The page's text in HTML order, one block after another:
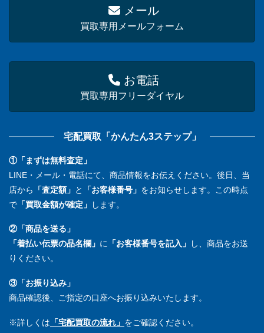
メール
買取専用メールフォーム
お電話
買取専用フリーダイヤル
宅配買取「かんたん3ステップ」
①「まずは無料査定」
LINE・メール・電話にて、商品情報をお伝えください。後日、当
店から
「査定額」 と 「お客様番号」 をお知らせします。この時点
で 「買取金額が確定」 します。
②「商品を送る」
「着払い伝票の品名欄」 に 「お客様番号を記入」
し、商品をお送
りください。
③「お振り込み」
商品確認後、ご指定の口座へお振り込みいたします。
※詳しくは 「宅配買取の流れ」 をご確認ください。